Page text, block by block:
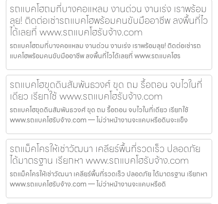
รถแบคโฮถมที่บางคอแหลม งานด่วน งานเร่ง เราพร้อม
ลุย! ติดต่อเช่ารถแบคโฮพร้อมคนขับมืออาชีพ ลงพื้นที่ไว
ได้เลยที่ www.รถแบคโฮรับจ้าง.com
รถแบคโฮถมที่บางคอแหลม งานด่วน งานเร่ง เราพร้อมลุย! ติดต่อเช่ารถ
แบคโฮพร้อมคนขับมืออาชีพ ลงพื้นที่ไวได้เลยที่ www.รถแบคโฮร
รถแบคโฮขุดดินสัมพันธวงศ์ ขุด ถม รื้อถอน จบไวในที่
เดียว เรียกใช้ www.รถแบคโฮรับจ้าง.com
รถแบคโฮขุดดินสัมพันธวงศ์ ขุด ถม รื้อถอน จบไวในที่เดียว เรียกใช้
www.รถแบคโฮรับจ้าง.com — ไม่ว่าหน้างานจะแคบหรือดินจะแข็ง
รถแม็คโครให้เช่าวัฒนา เคลียร์พื้นที่รวดเร็ว ปลอดภัย
ได้มาตรฐาน เรียกหา www.รถแบคโฮรับจ้าง.com
รถแม็คโครให้เช่าวัฒนา เคลียร์พื้นที่รวดเร็ว ปลอดภัย ได้มาตรฐาน เรียกหา
www.รถแบคโฮรับจ้าง.com — ไม่ว่าหน้างานจะแคบหรือดิ